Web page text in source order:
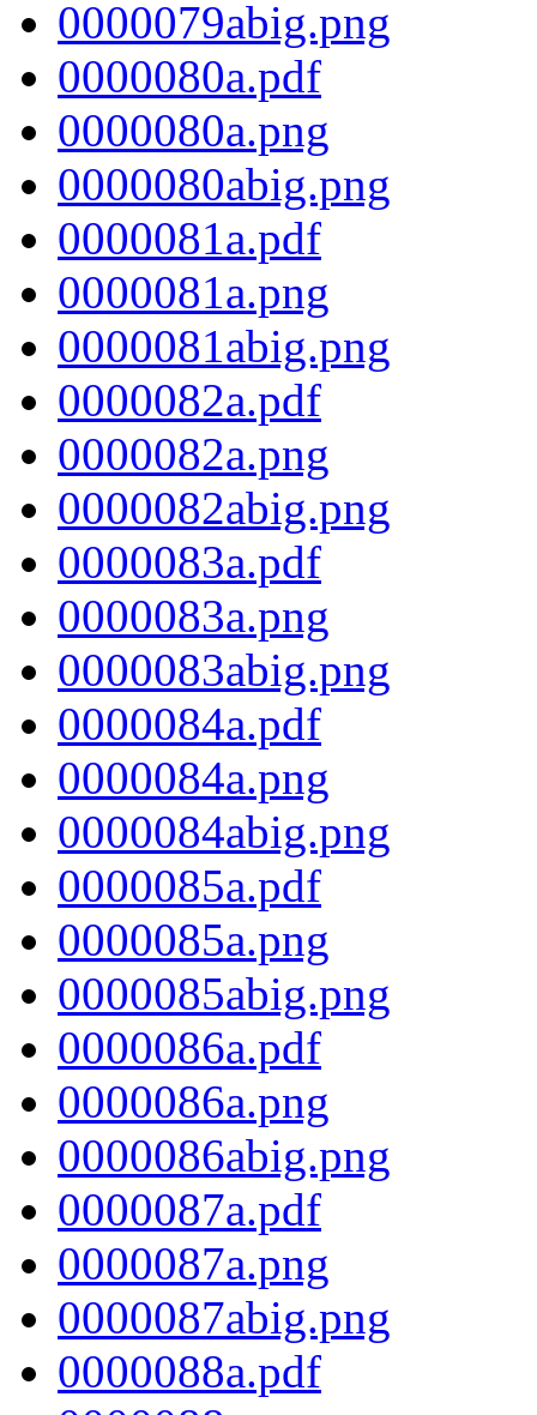
0000079abig.png
0000080a.pdf
0000080a.png
0000080abig.png
0000081a.pdf
0000081a.png
0000081abig.png
0000082a.pdf
0000082a.png
0000082abig.png
0000083a.pdf
0000083a.png
0000083abig.png
0000084a.pdf
0000084a.png
0000084abig.png
0000085a.pdf
0000085a.png
0000085abig.png
0000086a.pdf
0000086a.png
0000086abig.png
0000087a.pdf
0000087a.png
0000087abig.png
0000088a.pdf